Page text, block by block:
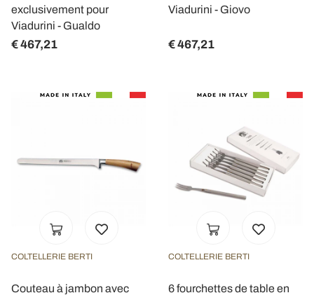
exclusivement pour
Viadurini - Gualdo
€ 467,21
Viadurini - Giovo
€ 467,21
COLTELLERIE BERTI
Couteau à jambon avec
COLTELLERIE BERTI
6 fourchettes de table en